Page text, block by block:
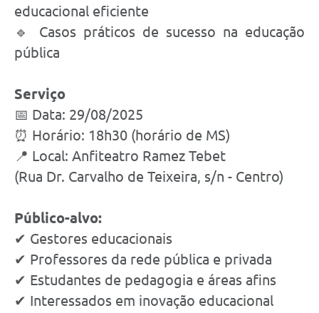
educacional eficiente
🔹 Casos práticos de sucesso na educação
pública
Serviço
📅 Data: 29/08/2025
⏰ Horário: 18h30 (horário de MS)
📍 Local: Anfiteatro Ramez Tebet
(Rua Dr. Carvalho de Teixeira, s/n - Centro)
Público-alvo:
✔ Gestores educacionais
✔ Professores da rede pública e privada
✔ Estudantes de pedagogia e áreas afins
✔ Interessados em inovação educacional